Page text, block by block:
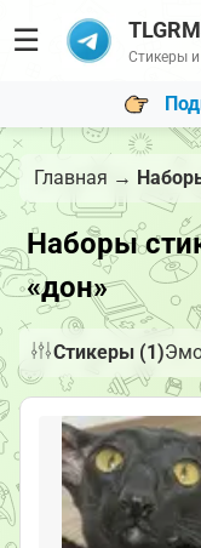
☰ Стикеры
Главная →
Наборы
«дон»
Стикеры (1)